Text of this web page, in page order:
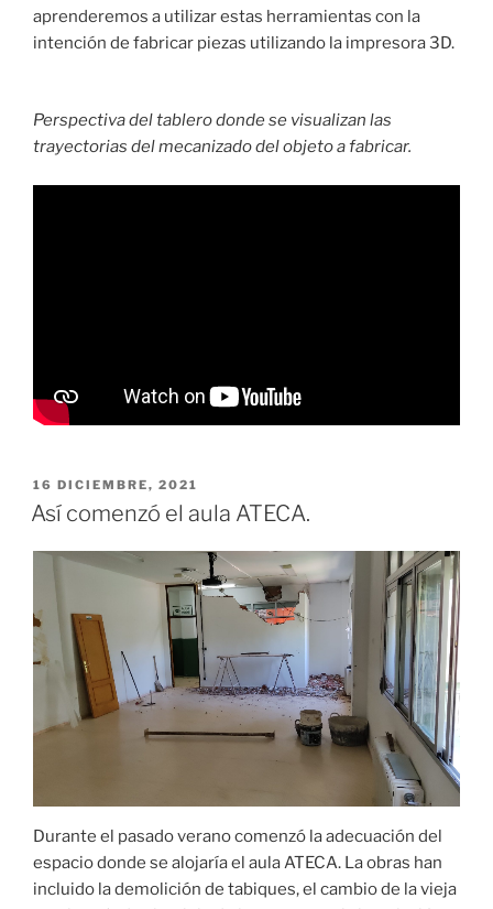
aprenderemos a utilizar estas herramientas con la
intención de fabricar piezas utilizando la impresora 3D.
Perspectiva del tablero donde se visualizan las
trayectorias del mecanizado del objeto a fabricar.
PUBLICADO
EL
16 DICIEMBRE, 2021
Así comenzó el aula ATECA.
Durante el pasado verano comenzó la adecuación del
espacio donde se alojaría el aula ATECA. La obras han
incluido la demolición de tabiques, el cambio de la vieja